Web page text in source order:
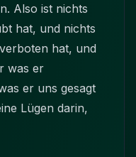
Also ist nichts
hat, und nichts
hat, und
was er
er uns gesagt
Lügen darin,